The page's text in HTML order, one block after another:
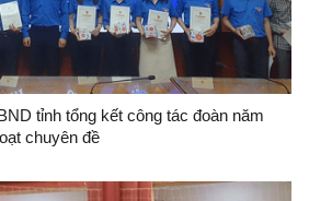
tỉnh tổng kết công tác đoàn năm
chuyên đề